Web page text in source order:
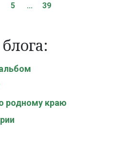
5 ... 39
родному краю